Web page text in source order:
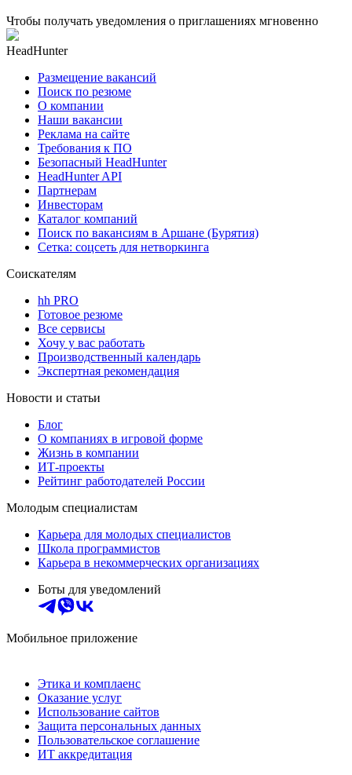
Чтобы получать уведомления о приглашениях мгновенно
HeadHunter
Размещение вакансий
Поиск по резюме
О компании
Наши вакансии
Реклама на сайте
Требования к ПО
Безопасный HeadHunter
HeadHunter API
Партнерам
Инвесторам
Каталог компаний
Поиск по вакансиям в Аршане (Бурятия)
Сетка: соцсеть для нетворкинга
Соискателям
hh PRO
Готовое резюме
Все сервисы
Хочу у вас работать
Производственный календарь
Экспертная рекомендация
Новости и статьи
Блог
О компаниях в игровой форме
Жизнь в компании
ИТ-проекты
Рейтинг работодателей России
Молодым специалистам
Карьера для молодых специалистов
Школа программистов
Карьера в некоммерческих организациях
Боты для уведомлений
Мобильное приложение
Этика и комплаенс
Оказание услуг
Использование сайтов
Защита персональных данных
Пользовательское соглашение
ИТ аккредитация